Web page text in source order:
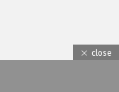
close